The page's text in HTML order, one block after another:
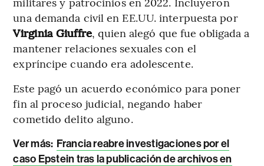
una demanda civil en EE.UU. interpuesta por
Virginia Giuffre, quien alegó que fue obligada a
mantener relaciones sexuales con el
expríncipe cuando era adolescente.
Este pagó un acuerdo económico para poner
fin al proceso judicial, negando haber
cometido delito alguno.
Ver más: Francia reabre investigaciones por el
caso Epstein tras la publicación de archivos en